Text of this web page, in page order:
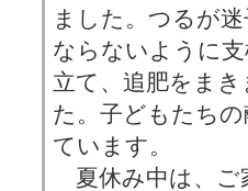
ました。つるが
ならないように
立て、追肥をまき
た。子どもたち
ています。
夏休み中は、ご